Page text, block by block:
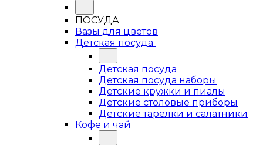
ПОСУДА
Вазы для цветов
Детская посуда
Детская посуда
Детская посуда наборы
Детские кружки и пиалы
Детские столовые приборы
Детские тарелки и салатники
Кофе и чай